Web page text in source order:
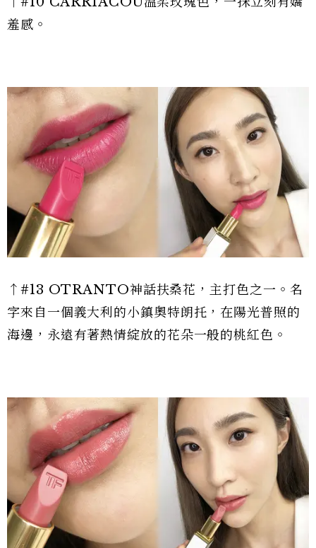
羞感。
↑#13 OTRANTO神話扶桑花，主打色之一。名
字來自一個義大利的小鎮奧特朗托，在陽光普照的
海邊，永遠有著熱情綻放的花朵一般的桃紅色。